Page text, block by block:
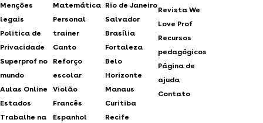
Menções
legais
Politica de
Privacidade
Superprof no
mundo
Aulas Online
Estados
Trabalhe na
Matemática
Personal
trainer
Canto
Reforço
escolar
Violão
Francês
Espanhol
Rio de Janeiro
Salvador
Brasília
Fortaleza
Belo
Horizonte
Manaus
Curitiba
Recife
Revista We
Love Prof
Recursos
pedagógicos
Página de
ajuda
Contato